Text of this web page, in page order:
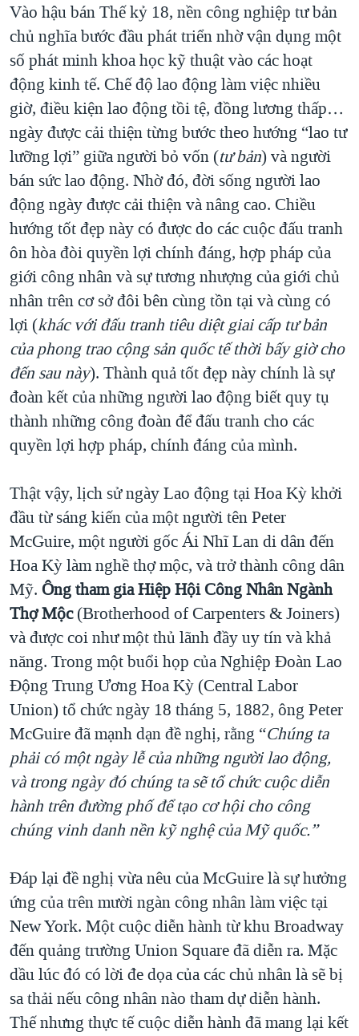
Vào hậu bán Thế kỷ 18, nền công nghiệp tư bản
chủ nghĩa bước đầu phát triển nhờ vận dụng một
số phát minh khoa học kỹ thuật vào các hoạt
động kinh tế. Chế độ lao động làm việc nhiều
giờ, điều kiện lao động tồi tệ, đồng lương thấp…
ngày được cải thiện từng bước theo hướng “lao tư
lưỡng lợi” giữa người bỏ vốn (tư bản) và người
bán sức lao động. Nhờ đó, đời sống người lao
động ngày được cải thiện và nâng cao. Chiều
hướng tốt đẹp này có được do các cuộc đấu tranh
ôn hòa đòi quyền lợi chính đáng, hợp pháp của
giới công nhân và sự tương nhượng của giới chủ
nhân trên cơ sở đôi bên cùng tồn tại và cùng có
lợi (khác với đấu tranh tiêu diệt giai cấp tư bản
của phong trao cộng sản quốc tế thời bấy giờ cho
đến sau này). Thành quả tốt đẹp này chính là sự
đoàn kết của những người lao động biết quy tụ
thành những công đoàn để đấu tranh cho các
quyền lợi hợp pháp, chính đáng của mình.
Thật vậy, lịch sử ngày Lao động tại Hoa Kỳ khởi
đầu từ sáng kiến của một người tên Peter
McGuire, một người gốc Ái Nhĩ Lan di dân đến
Hoa Kỳ làm nghề thợ mộc, và trở thành công dân
Mỹ. Ông tham gia Hiệp Hội Công Nhân Ngành
Thợ Mộc(Brotherhood of Carpenters & Joiners)
và được coi như một thủ lãnh đầy uy tín và khả
năng. Trong một buổi họp của Nghiệp Đoàn Lao
Động Trung Ương Hoa Kỳ (Central Labor
Union) tổ chức ngày 18 tháng 5, 1882, ông Peter
McGuire đã mạnh dạn đề nghị, rằng “Chúng ta
phải có một ngày lễ của những người lao động,
và trong ngày đó chúng ta sẽ tổ chức cuộc diễn
hành trên đường phố để tạo cơ hội cho công
chúng vinh danh nền kỹ nghệ của Mỹ quốc.”
Đáp lại đề nghị vừa nêu của McGuire là sự hưởng
ứng của trên mười ngàn công nhân làm việc tại
New York. Một cuộc diễn hành từ khu Broadway
đến quảng trường Union Square đã diễn ra. Mặc
dầu lúc đó có lời đe dọa của các chủ nhân là sẽ bị
sa thải nếu công nhân nào tham dự diễn hành.
Thế nhưng thực tế cuộc diễn hành đã mang lại kết